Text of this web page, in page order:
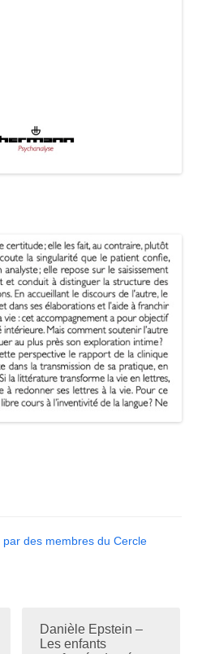
des membres du Cercle
Danièle Epstein –
Les enfants